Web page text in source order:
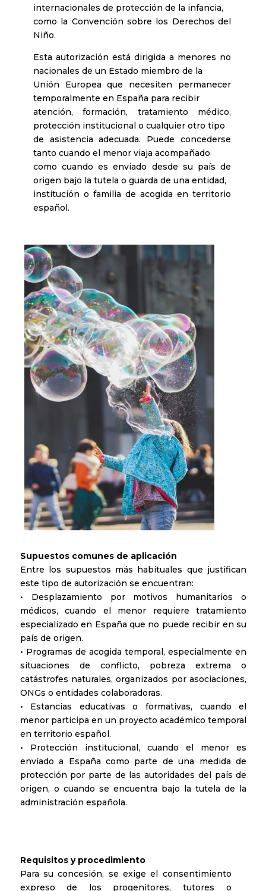
internacionales de protección de la infancia,
como la Convención sobre los Derechos del
Niño.
Esta autorización está dirigida a menores no
nacionales de un Estado miembro de la
Unión Europea que necesiten permanecer
temporalmente en España para recibir
atención, formación, tratamiento médico,
protección institucional o cualquier otro tipo
de asistencia adecuada. Puede concederse
tanto cuando el menor viaja acompañado
como cuando es enviado desde su país de
origen bajo la tutela o guarda de una entidad,
institución o familia de acogida en territorio
español.
Supuestos comunes de aplicación
Entre los supuestos más habituales que justifican
este tipo de autorización se encuentran:
• Desplazamiento por motivos humanitarios o
médicos, cuando el menor requiere tratamiento
especializado en España que no puede recibir en su
país de origen.
• Programas de acogida temporal, especialmente en
situaciones de conflicto, pobreza extrema o
catástrofes naturales, organizados por asociaciones,
ONGs o entidades colaboradoras.
• Estancias educativas o formativas, cuando el
menor participa en un proyecto académico temporal
en territorio español.
• Protección institucional, cuando el menor es
enviado a España como parte de una medida de
protección por parte de las autoridades del país de
origen, o cuando se encuentra bajo la tutela de la
administración española.
Requisitos y procedimiento
Para su concesión, se exige el consentimiento
expreso de los progenitores, tutores o